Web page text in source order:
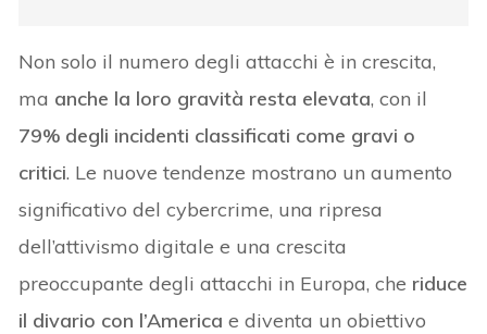
Non solo il numero degli attacchi è in crescita,
ma anche la loro gravità resta elevata, con il
79% degli incidenti classificati come gravi o
critici. Le nuove tendenze mostrano un aumento
significativo del cybercrime, una ripresa
dell’attivismo digitale e una crescita
preoccupante degli attacchi in Europa, che riduce
il divario con l’America e diventa un obiettivo